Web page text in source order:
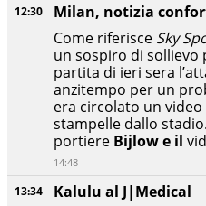
13:34
Kalulu al J|Medical
12:30
Milan, notizia
Come riferisce Sky
un sospiro di sollievo
partita di ieri sera
anzitempo per un
era circolato un
stampelle dallo
portiere Bijlow e il
14:48